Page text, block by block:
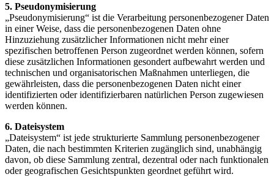
5. Pseudonymisierung
„Pseudonymisierung“ ist die Verarbeitung personenbezogener Daten
in einer Weise, dass die personenbezogenen Daten ohne
Hinzuziehung zusätzlicher Informationen nicht mehr einer
spezifischen betroffenen Person zugeordnet werden können, sofern
diese zusätzlichen Informationen gesondert aufbewahrt werden und
technischen und organisatorischen Maßnahmen unterliegen, die
gewährleisten, dass die personenbezogenen Daten nicht einer
identifizierten oder identifizierbaren natürlichen Person zugewiesen
werden können.
6. Dateisystem
„Dateisystem“ ist jede strukturierte Sammlung personenbezogener
Daten, die nach bestimmten Kriterien zugänglich sind, unabhängig
davon, ob diese Sammlung zentral, dezentral oder nach funktionalen
oder geografischen Gesichtspunkten geordnet geführt wird.